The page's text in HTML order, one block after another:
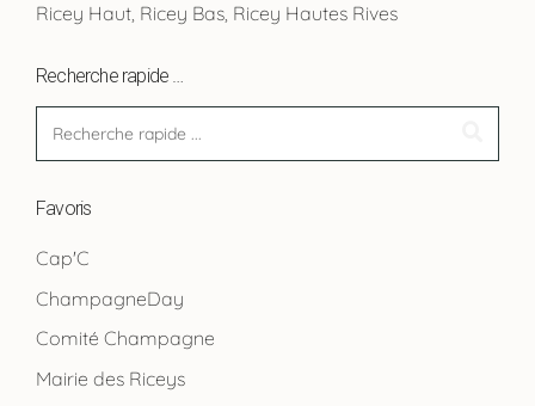
Ricey Haut, Ricey Bas, Ricey Hautes Rives
Recherche rapide …
Favoris
Cap'C
ChampagneDay
Comité Champagne
Mairie des Riceys